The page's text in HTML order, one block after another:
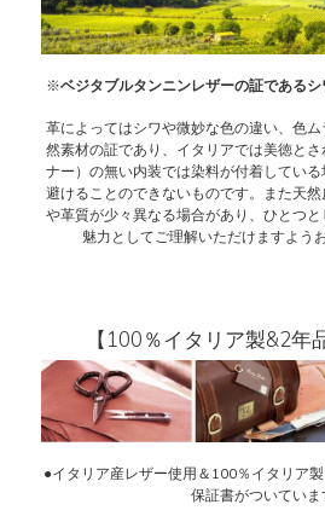
※ベジタブルタンニンレザーの証である
革によってはシワや微妙な色の違い、色
然素材の証であり、イタリアでは美徳と
ナー）の無い内装では染料が付着してい
避けることのできないものです。また天
や革質が少々異なる場合があり、ひとつ
魅力としてご理解いただけますよう
【100％イタリア製&2年
●イタリア産レザー使用＆100％イタリア
保証書がついていま